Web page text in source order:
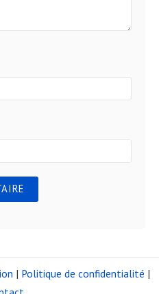
| Politique de confidentialité |